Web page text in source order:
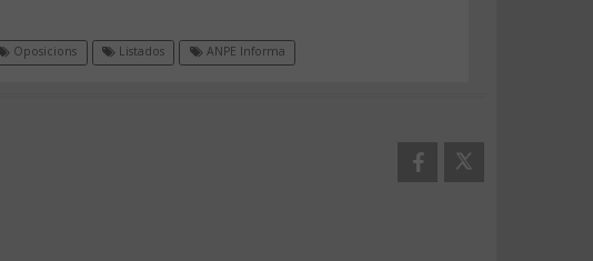
Oposicions Listados ANPE Informa